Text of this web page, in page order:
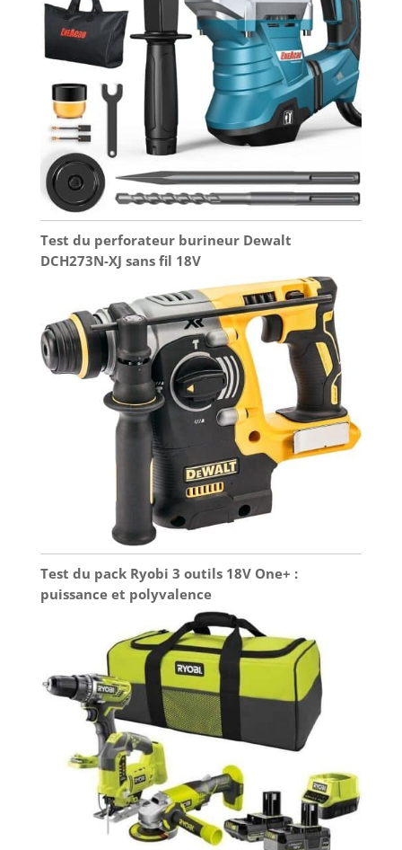
Test du perforateur burineur Dewalt
DCH273N-XJ sans fil 18V
Test du pack Ryobi 3 outils 18V One+ :
puissance et polyvalence